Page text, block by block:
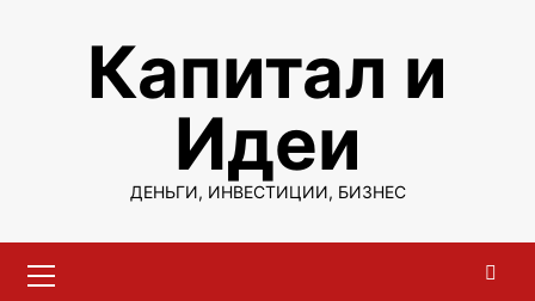
содержимомуКапитал и
Идеи
ДЕНЬГИ, ИНВЕСТИЦИИ, БИЗНЕС
меню